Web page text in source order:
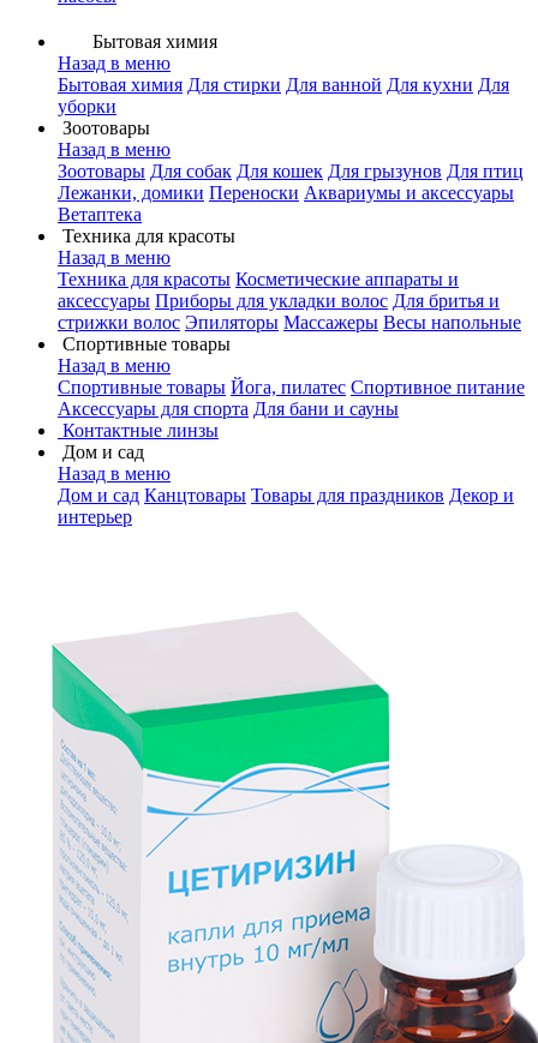
Бытовая химия
Назад в меню
Бытовая химия Для стирки Для ванной Для кухни Для
уборки
Зоотовары
Назад в меню
Зоотовары Для собак Для кошек Для грызунов Для птиц
Лежанки, домики Переноски Аквариумы и аксессуары
Ветаптека
Техника для красоты
Назад в меню
Техника для красоты Косметические аппараты и
аксессуары Приборы для укладки волос Для бритья и
стрижки волос Эпиляторы Массажеры Весы напольные
Спортивные товары
Назад в меню
Спортивные товары Йога, пилатес Спортивное питание
Аксессуары для спорта Для бани и сауны
Контактные линзы
Дом и сад
Назад в меню
Дом и сад Канцтовары Товары для праздников Декор и
интерьер